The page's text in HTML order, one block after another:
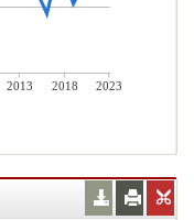
2013 2018
2023